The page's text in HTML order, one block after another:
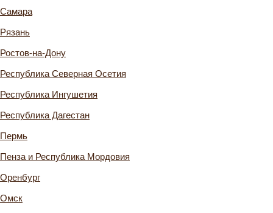
Самара
Рязань
Ростов-на-Дону
Республика Северная Осетия
Республика Ингушетия
Республика Дагестан
Пермь
Пенза и Республика Мордовия
Оренбург
Омск